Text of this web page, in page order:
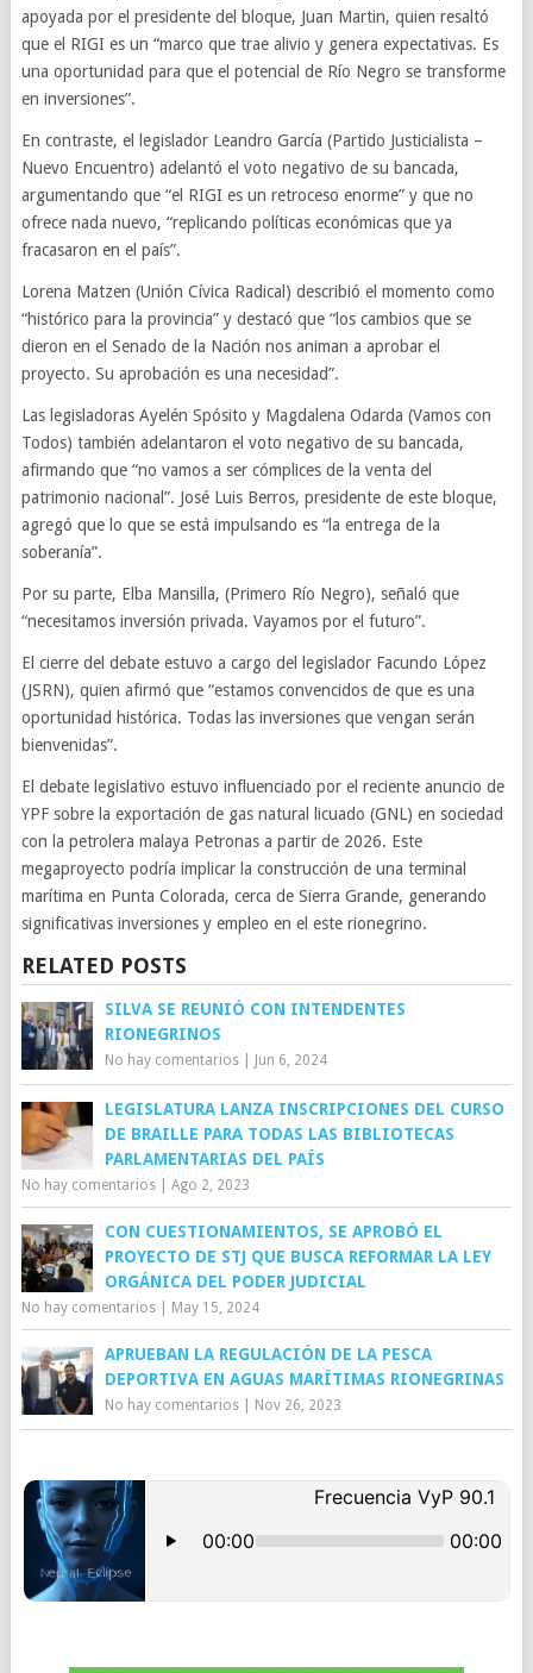
apoyada por el presidente del bloque, Juan Martin, quien resaltó
que el RIGI es un “marco que trae alivio y genera expectativas. Es
una oportunidad para que el potencial de Río Negro se transforme
en inversiones”.
En contraste, el legislador Leandro García (Partido Justicialista –
Nuevo Encuentro) adelantó el voto negativo de su bancada,
argumentando que “el RIGI es un retroceso enorme” y que no
ofrece nada nuevo, “replicando políticas económicas que ya
fracasaron en el país”.
Lorena Matzen (Unión Cívica Radical) describió el momento como
“histórico para la provincia” y destacó que “los cambios que se
dieron en el Senado de la Nación nos animan a aprobar el
proyecto. Su aprobación es una necesidad”.
Las legisladoras Ayelén Spósito y Magdalena Odarda (Vamos con
Todos) también adelantaron el voto negativo de su bancada,
afirmando que “no vamos a ser cómplices de la venta del
patrimonio nacional”. José Luis Berros, presidente de este bloque,
agregó que lo que se está impulsando es “la entrega de la
soberanía”.
Por su parte, Elba Mansilla, (Primero Río Negro), señaló que
“necesitamos inversión privada. Vayamos por el futuro”.
El cierre del debate estuvo a cargo del legislador Facundo López
(JSRN), quien afirmó que “estamos convencidos de que es una
oportunidad histórica. Todas las inversiones que vengan serán
bienvenidas”.
El debate legislativo estuvo influenciado por el reciente anuncio de
YPF sobre la exportación de gas natural licuado (GNL) en sociedad
con la petrolera malaya Petronas a partir de 2026. Este
megaproyecto podría implicar la construcción de una terminal
marítima en Punta Colorada, cerca de Sierra Grande, generando
significativas inversiones y empleo en el este rionegrino.
RELATED POSTS
SILVA SE REUNIÓ CON INTENDENTES
RIONEGRINOS
No hay comentarios| Jun 6, 2024
LEGISLATURA LANZA INSCRIPCIONES DEL CURSO
DE BRAILLE PARA TODAS LAS BIBLIOTECAS
PARLAMENTARIAS DEL PAÍS
No hay comentarios| Ago 2, 2023
CON CUESTIONAMIENTOS, SE APROBÓ EL
PROYECTO DE STJ QUE BUSCA REFORMAR LA LEY
ORGÁNICA DEL PODER JUDICIAL
No hay comentarios| May 15, 2024
APRUEBAN LA REGULACIÓN DE LA PESCA
DEPORTIVA EN AGUAS MARÍTIMAS RIONEGRINAS
No hay comentarios| Nov 26, 2023